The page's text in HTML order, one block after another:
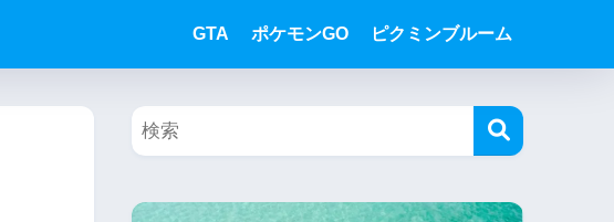
GTA ポケモンGO ピクミンブルーム